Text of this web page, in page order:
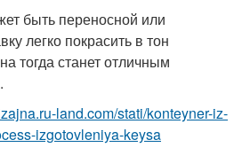
быть переносной или
легко покрасить в тон
тогда станет отличным
land.com/stati/konteyner-iz-
izgotovleniya-keysa